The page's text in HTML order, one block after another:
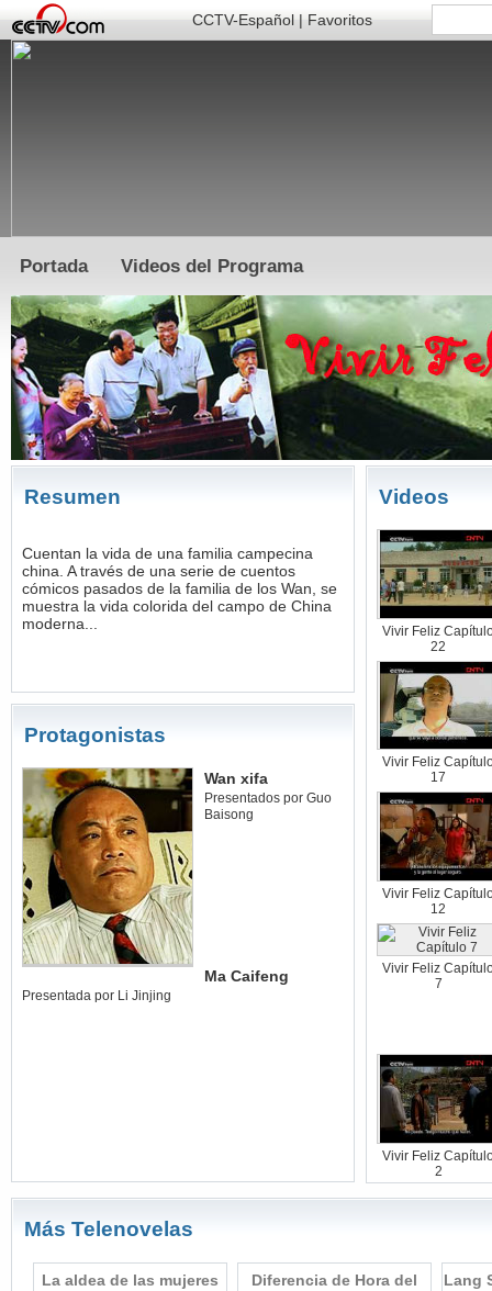
CCTV-Español|Favoritos
Portada Videos del Programa
Resumen
Cuentan la vida de una familia campecina
china. A través de una serie de cuentos
cómicos pasados de la familia de los Wan, se
muestra la vida colorida del campo de China
moderna...
Protagonistas
Wan xifa
Presentados por Guo
Baisong
Ma Caifeng
Presentada por Li Jinjing
Videos
Vivir Feliz
22
Vivir Feliz
17
Vivir Feliz
12
Vivir Feliz
7
Vivir Feliz
2
Más Telenovelas
La aldea de las mujeres
Diferencia de Hora del
Lang